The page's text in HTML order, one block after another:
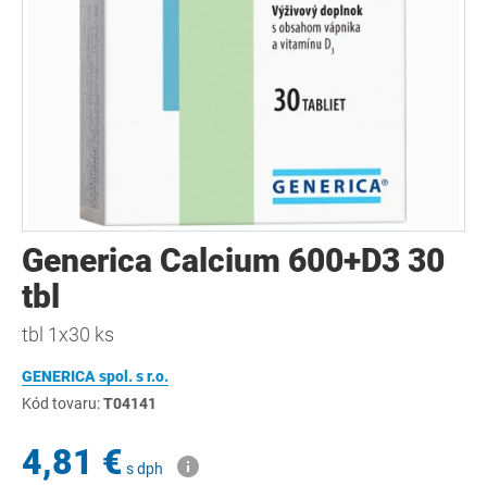
Generica Calcium 600+D3 30
tbl
tbl 1x30 ks
GENERICA spol. s r.o.
Kód tovaru:T04141
4,81 € s dph